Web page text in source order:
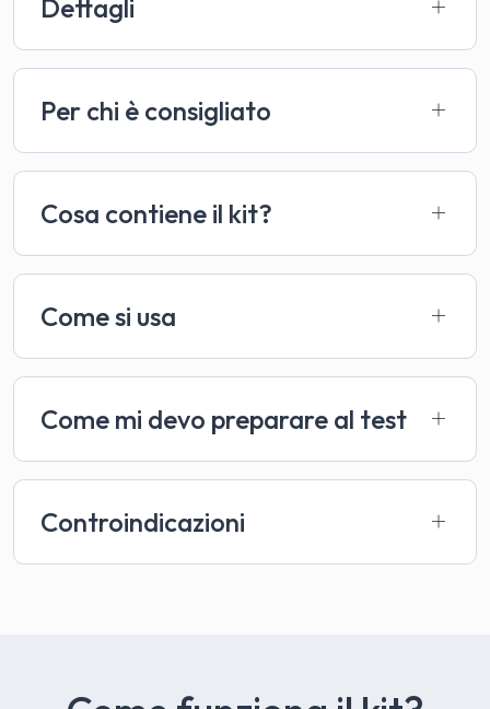
Dettagli
Per chi è consigliato
Cosa contiene il kit?
Come si usa
Come mi devo preparare al test
Controindicazioni